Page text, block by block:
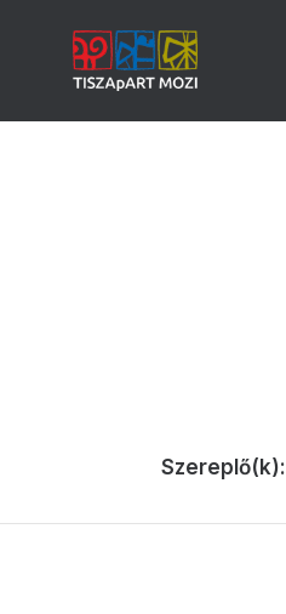
Szereplő(k):